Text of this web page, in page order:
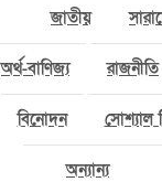
জাতীয়
অর্থ-বাণিজ্য রাজনীতি
বিনোদন সোশ্যাল
অন্যান্য